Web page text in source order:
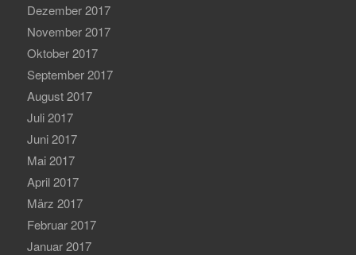
Dezember 2017
November 2017
Oktober 2017
September 2017
August 2017
Juli 2017
Juni 2017
Mai 2017
April 2017
März 2017
Februar 2017
Januar 2017